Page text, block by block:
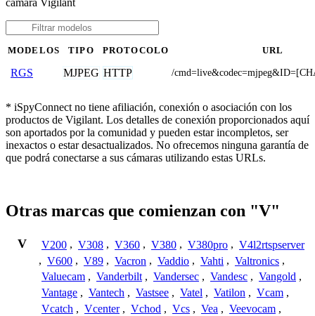
MODELOS TIPO PROTOCOLO URL
RGS MJPEG HTTP /
* iSpyConnect no tiene afiliación, conexión o asociación con los
productos de Vigilant. Los detalles de conexión proporcionados aquí
son aportados por la comunidad y pueden estar incompletos, ser
inexactos o estar desactualizados. No ofrecemos ninguna garantía de
que podrá conectarse a sus cámaras utilizando estas URLs.
Otras marcas que comienzan con "V"
V V200 , V308 , V360 , V380 , V380pro , V4l2rtspserver
, V600 , V89 , Vacron , Vaddio , Vahti , Valtronics ,
Valuecam , Vanderbilt , Vandersec , Vandesc , Vangold ,
Vantage , Vantech , Vastsee , Vatel , Vatilon , Vcam ,
Vcatch , Vcenter , Vchod , Vcs , Vea , Veevocam ,